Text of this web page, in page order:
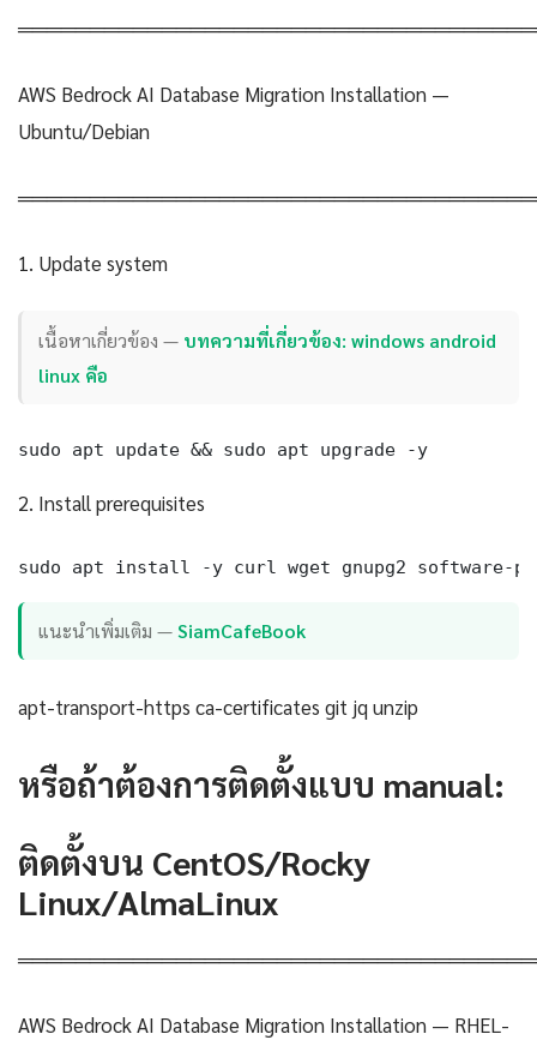
AWS Bedrock AI Database Migration Installation —
Ubuntu/Debian
1. Update system
เนื้อหาเกี่ยวข้อง — บทความที่เกี่ยวข้อง: windows android
linux คือ
sudo apt update && sudo apt upgrade -y
2. Install prerequisites
sudo apt install -y curl wget gnupg2 software-
แนะนำเพิ่มเติม —SiamCafeBook
apt-transport-https ca-certificates git jq unzip
หรือถ้าต้องการติดตั้งแบบ manual:
ติดตั้งบน CentOS/Rocky
Linux/AlmaLinux
AWS Bedrock AI Database Migration Installation — RHEL-